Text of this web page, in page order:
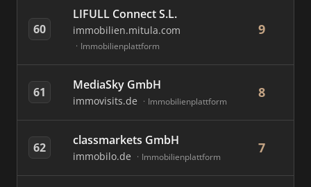
60
LIFULL Connect S.L.
immobilien.mitula.com
Immobilienplattform
9
61 MediaSky GmbH
immovisits.de Immobilienplattform
8
62 classmarkets GmbH
immobilo.de Immobilienplattform
7